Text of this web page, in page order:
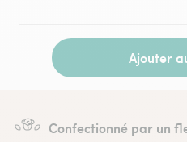
Ajouter
Confectionné par un